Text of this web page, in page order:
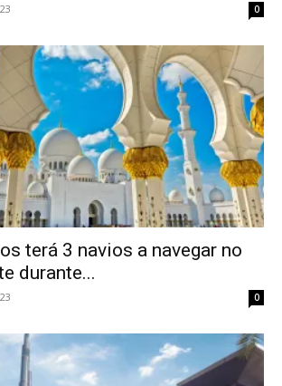
0
terá 3 navios a navegar no
durante...
0